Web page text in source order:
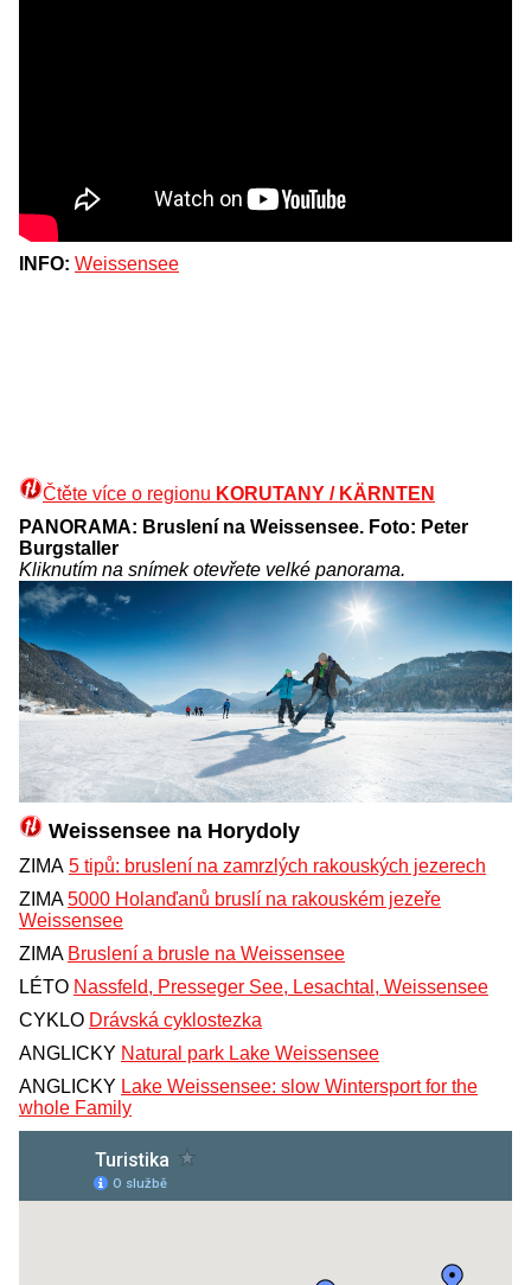
INFO: Weissensee
Čtěte více o regionu KORUTANY / KÄRNTEN
PANORAMA: Bruslení na Weissensee. Foto: Peter
Burgstaller
Kliknutím na snímek otevřete velké panorama.
Weissensee na Horydoly
ZIMA 5 tipů: bruslení na zamrzlých rakouských jezerech
ZIMA5000 Holanďanů bruslí na rakouském jezeře
Weissensee
ZIMA Bruslení a brusle na Weissensee
LÉTO Nassfeld, Presseger See, Lesachtal, Weissensee
CYKLO Drávská cyklostezka
ANGLICKY Natural park Lake Weissensee
ANGLICKY Lake Weissensee: slow Wintersport for the
whole Family